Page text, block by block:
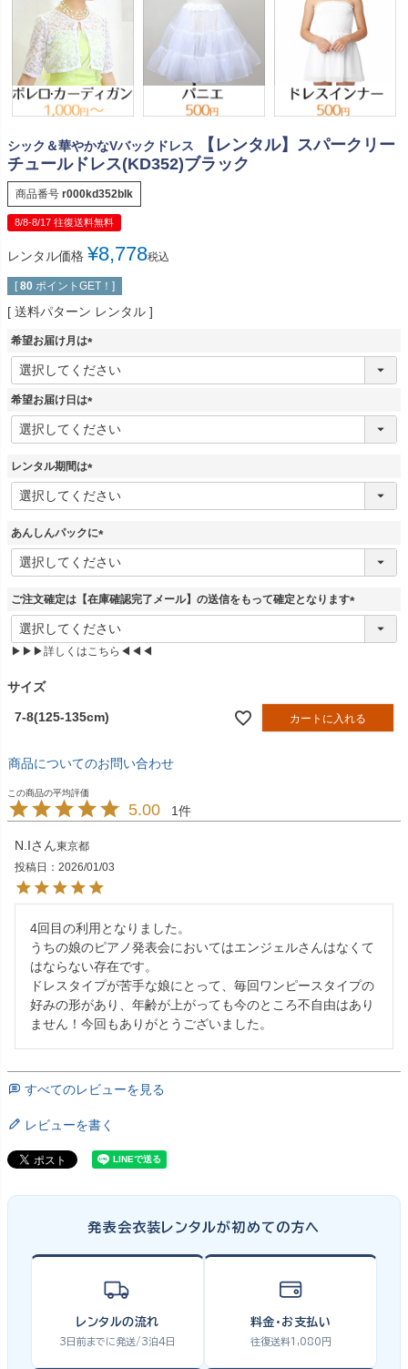
シック＆華やかなVバックドレス
【レンタル】スパークリー
チュールドレス(KD352)ブラック
商品番号 r000kd352blk
8/8-8/17 往復送料無料
レンタル価格 ¥8,778税込
[ 80 ポイントGET！]
送料パターン レンタル
希望お届け月は
(
必
希望お届け日は
(
必
)
レンタル期間は
(
必
)
あんしんパックに
(
必
)
ご注文確定は【在庫確認完了メール】の送信をもって確定となります
(
▶▶▶詳しくはこちら◀◀◀
サイズ
7-8(125-135cm) カートに入れる
商品についてのお問い合わせ
5.00 1
N.I
東京都
投稿日
2026/01/03
4回目の利用となりました。
うちの娘のピアノ発表会においてはエンジェルさんはなくて
はならない存在です。
ドレスタイプが苦手な娘にとって、毎回ワンピースタイプの
好みの形があり、年齢が上がっても今のところ不自由はあり
ません！今回もありがとうございました。
すべてのレビューを見る
レビューを書く
発表会衣装レンタルが初めての方へ
レンタルの流れ
3日前までに発送/3泊4日
料金・お支払い
往復送料1,080円